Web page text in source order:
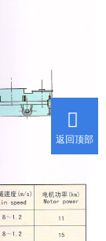
返回顶部